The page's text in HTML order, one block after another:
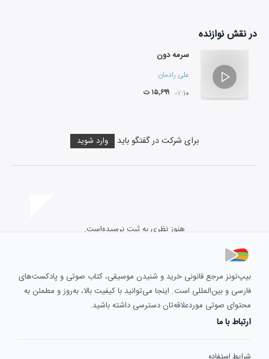
در نقشنوازنده
سرمه دون
علی رادمان
۰۷:۱۰ ۱۵,۶۹۹ ت
برای شرکت در گفتگو باید وارد شوید
هنوز نظری به ثبت نرسیده‌است.
بیپ‌تونز مرجع قانونی خرید و شنیدن موسیقی، کتاب صوتی و پادکست‌های
فارسی و بین‌المللی است. اینجا می‌توانید با کیفیت بالا، به‌روز و مطمئن به
محتوای صوتی موردعلاقه‌تان دسترسی داشته باشید.
ارتباط با ما
شرایط استفاده